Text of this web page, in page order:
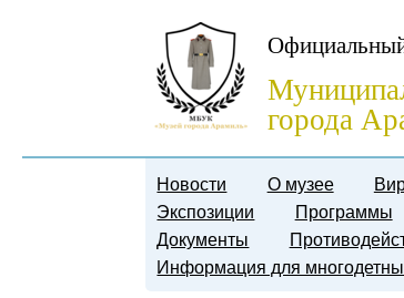
города
Новости О музее
Экспозиции
Программы
Документы
Информация для